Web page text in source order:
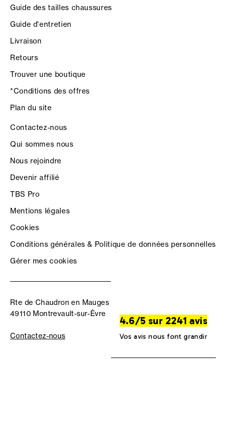
Guide des tailles chaussures
Guide d'entretien
Livraison
Retours
Trouver une boutique
*Conditions des offres
Plan du site
Contactez-nous
Qui sommes nous
Nous rejoindre
Devenir affilié
TBS Pro
Mentions légales
Cookies
Conditions générales & Politique de données personnelles
Gérer mes cookies
Rte de Chaudron en Mauges
49110 Montrevault-sur-Èvre
Contactez-nous
4.6/5 sur 2241 avis
Vos avis nous font grandir